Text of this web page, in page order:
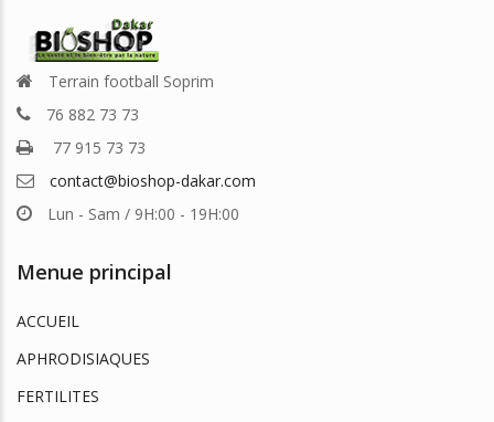
Terrain football Soprim
76 882 73 73
77 915 73 73
contact@bioshop-dakar.com
Lun - Sam / 9H:00 - 19H:00
Menue principal
ACCUEIL
APHRODISIAQUES
FERTILITES